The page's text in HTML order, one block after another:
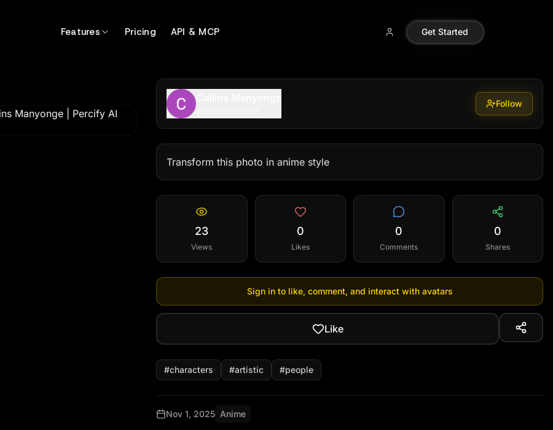
Features Pricing API & MCP Get Started
Follow
Transform this photo in anime style
23
Views
0
Likes
0
Comments
0
Shares
Sign in to like, comment, and interact with avatars
Like
#characters #artistic #people
Nov 1, 2025 Anime